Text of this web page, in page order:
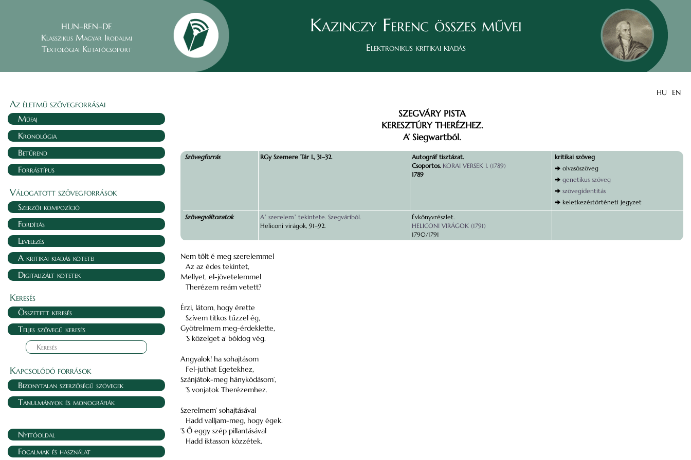
HUN–REN–DE
Klasszikus Magyar Irodalmi
Textológiai Kutatócsoport
Kazinczy Ferenc összes művei
Elektronikus kritikai kiadás
HU EN
Az életmű szövegforrásai
Műfaj
Kronológia
Betűrend
Forrástípus
Válogatott szövegforrások
Szerzői kompozíció
Fordítás
Levelezés
A kritikai kiadás kötetei
Digitalizált kötetek
Keresés
Összetett keresés
Teljes szövegű keresés
Kapcsolódó források
Bizonytalan szerzőségű szövegek
Tanulmányok és monográfiák
Nyitóoldal
Fogalmak és használat
SZEGVÁRY PISTA
KERESZTÚRY THERÉZHEZ.
A’ Siegwartból.
Szövegforrás RGy Szemere Tár I., 31–32.
Autográf tisztázat.
Csoportos. KORAI VERSEK I. (1789)
1789
kritikai szöveg
olvasószöveg
genetikus szöveg
szövegidentitás
keletkezéstörténeti jegyzet
Szövegváltozatok
Aʼ szerelemʼ tekintete. Szegváriból.
Heliconi virágok, 91–92.
Évkönyvrészlet.
HELICONI VIRÁGOK (1791)
1790/1791
Nem tőlt é meg szerelemmel
Az az édes tekintet,
Mellyet, el-jövetelemmel
Therézem reám vetett?
Érzi, látom, hogy érette
Szívem titkos tűzzel ég,
Gyötrelmem meg-érdeklette,
’S közelget a’ bóldog vég.
Angyalok! ha sohajtásom
Fel-juthat Egetekhez,
Szánjátok-meg hánykódásom’,
’S vonjatok Therézemhez.
Szerelmem’ sohajtásával
Hadd valljam-meg, hogy égek.
’S Ő eggy szép pillantásával
Hadd iktasson közzétek.